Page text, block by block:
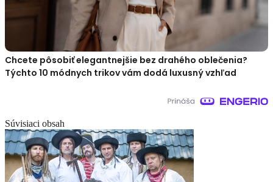
Chcete pôsobiť elegantnejšie bez drahého oblečenia?
Týchto 10 módnych trikov vám dodá luxusný vzhľad
Súvisiaci obsah